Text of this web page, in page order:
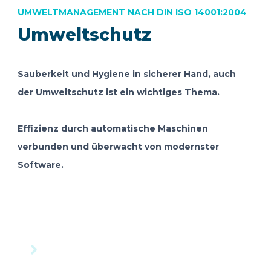
Umweltschutz
UMWELTMANAGEMENT NACH DIN ISO 14001:2004
Sauberkeit und Hygiene in sicherer Hand, auch
der Umweltschutz ist ein wichtiges Thema.
Effizienz durch automatische Maschinen
verbunden und überwacht von modernster
Software.